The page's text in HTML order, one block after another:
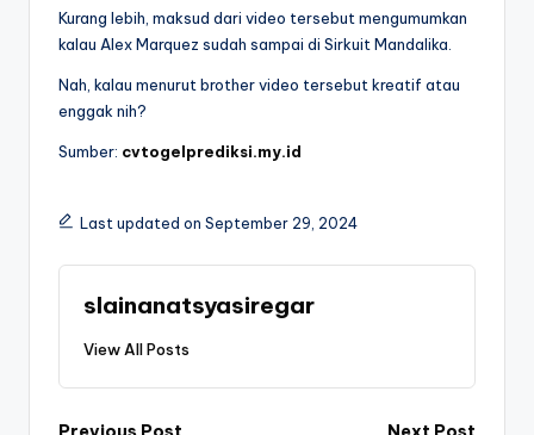
Kurang lebih, maksud dari video tersebut mengumumkan
kalau Alex Marquez sudah sampai di Sirkuit Mandalika.
Nah, kalau menurut brother video tersebut kreatif atau
enggak nih?
Sumber: cvtogelprediksi.my.id
Last updated on September 29, 2024
slainanatsyasiregar
View All Posts